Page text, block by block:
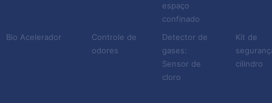
Bio Acelerador
Controle de
odores
espaço
confinado
Detector de
gases:
Sensor de
cloro
Kit de
cilindro